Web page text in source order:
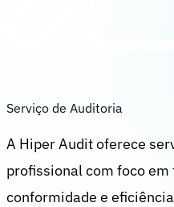
Serviço de Auditoria
A Hiper Audit oferece
profissional com foco
conformidade e